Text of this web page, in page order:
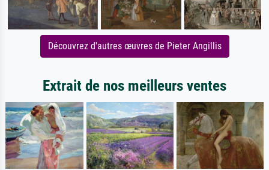
Découvrez d'autres œuvres de Pieter Angillis
Extrait de nos meilleurs ventes